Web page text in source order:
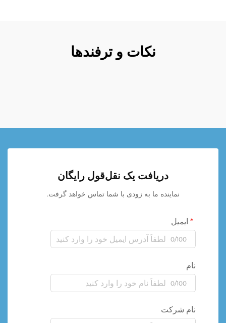
نکات و ترفندها
دریافت یک نقل‌قول رایگان
نماینده ما به زودی با شما تماس خواهد گرفت.
ایمیل
0/100
نام
0/100
نام شرکت